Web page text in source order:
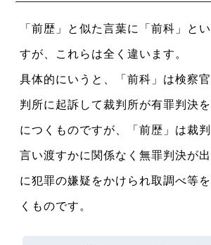
「前歴」と似た言葉に「前科」と
すが、これらは全く違います。
具体的にいうと、「前科」は検察
判所に起訴して裁判所が有罪判決
につくものですが、「前歴」は裁
言い渡すかに関係なく無罪判決が
に犯罪の嫌疑をかけられ取調べ等
くものです。